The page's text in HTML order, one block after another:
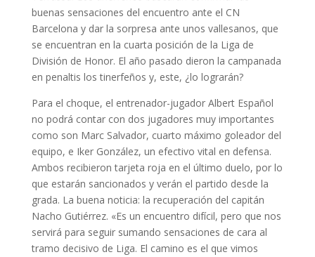
buenas sensaciones del encuentro ante el CN
Barcelona y dar la sorpresa ante unos vallesanos, que
se encuentran en la cuarta posición de la Liga de
División de Honor. El año pasado dieron la campanada
en penaltis los tinerfeños y, este, ¿lo lograrán?
Para el choque, el entrenador-jugador Albert Español
no podrá contar con dos jugadores muy importantes
como son Marc Salvador, cuarto máximo goleador del
equipo, e Iker González, un efectivo vital en defensa.
Ambos recibieron tarjeta roja en el último duelo, por lo
que estarán sancionados y verán el partido desde la
grada. La buena noticia: la recuperación del capitán
Nacho Gutiérrez. «Es un encuentro difícil, pero que nos
servirá para seguir sumando sensaciones de cara al
tramo decisivo de Liga. El camino es el que vimos